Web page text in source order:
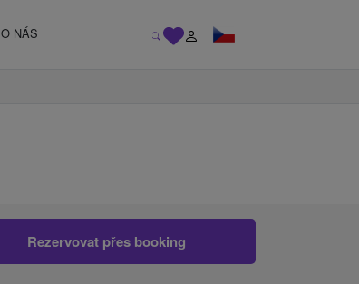
O NÁS
Rezervovat přes booking